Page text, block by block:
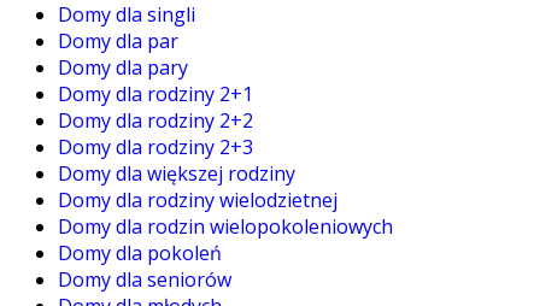
Domy dla singli
Domy dla par
Domy dla pary
Domy dla rodziny 2+1
Domy dla rodziny 2+2
Domy dla rodziny 2+3
Domy dla większej rodziny
Domy dla rodziny wielodzietnej
Domy dla rodzin wielopokoleniowych
Domy dla pokoleń
Domy dla seniorów